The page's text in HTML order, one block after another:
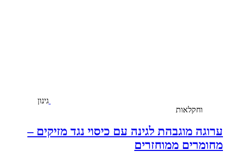
גינון
וחקלאות
ערוגה מוגבהת לגינה עם כיסוי נגד מזיקים –
מחומרים ממוחזרים